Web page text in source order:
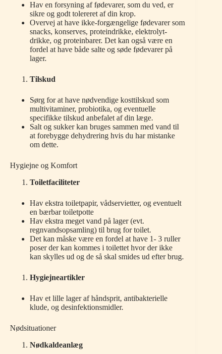
Hav en forsyning af fødevarer, som du ved, er
sikre og godt tolereret af din krop.
Overvej at have ikke-forgængelige fødevarer som
snacks, konserves, proteindrikke, elektrolyt-
drikke, og proteinbarer. Det kan også være en
fordel at have både salte og søde fødevarer på
lager.
Tilskud
Sørg for at have nødvendige kosttilskud som
multivitaminer, probiotika, og eventuelle
specifikke tilskud anbefalet af din læge.
Salt og sukker kan bruges sammen med vand til
at forebygge dehydrering hvis du har mistanke
om dette.
Hygiejne og Komfort
Toiletfaciliteter
Hav ekstra toiletpapir, vådservietter, og eventuelt
en bærbar toiletpotte
Hav ekstra meget vand på lager (evt.
regnvandsopsamling) til brug for toilet.
Det kan måske være en fordel at have 1- 3 ruller
poser der kan kommes i toilettet hvor der ikke
kan skylles ud og de så skal smides ud efter brug.
Hygiejneartikler
Hav et lille lager af håndsprit, antibakterielle
klude, og desinfektionsmidler.
Nødsituationer
Nødkaldeanlæg